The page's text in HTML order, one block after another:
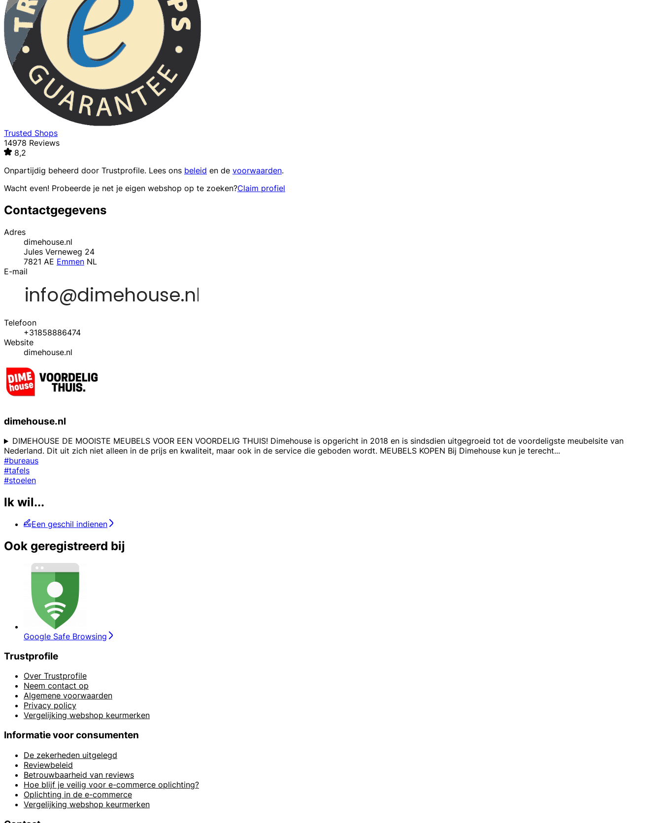
Trusted Shops
14978 Reviews
8,2
Onpartijdig beheerd door Trustprofile. Lees ons beleid en de voorwaarden.
Wacht even! Probeerde je net je eigen webshop op te zoeken?Claim profiel
Contactgegevens
Adres
dimehouse.nl
Jules Verneweg 24
7821 AE Emmen NL
E-mail
Telefoon
+31858886474
Website
dimehouse.nl
dimehouse.nl
DIMEHOUSE DE MOOISTE MEUBELS VOOR EEN VOORDELIG THUIS! Dimehouse is opgericht in 2018 en is sindsdien uitgegroeid tot de voordeligste meubelsite van
Nederland. Dit uit zich niet alleen in de prijs en kwaliteit, maar ook in de service die geboden wordt. MEUBELS KOPEN Bij Dimehouse kun je terecht...
#bureaus
#tafels
#stoelen
Ik wil...
Een geschil indienen
Ook geregistreerd bij
Google Safe Browsing
Trustprofile
Over Trustprofile
Neem contact op
Algemene voorwaarden
Privacy policy
Vergelijking webshop keurmerken
Informatie voor consumenten
De zekerheden uitgelegd
Reviewbeleid
Betrouwbaarheid van reviews
Hoe blijf je veilig voor e-commerce oplichting?
Oplichting in de e-commerce
Vergelijking webshop keurmerken